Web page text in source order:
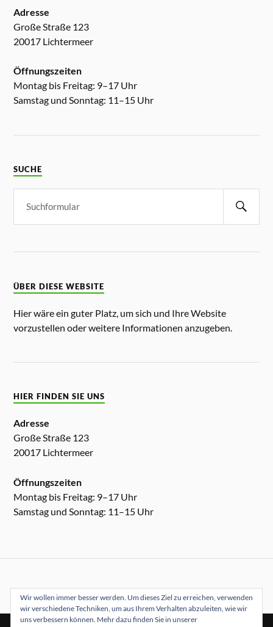
Adresse
Große Straße 123
20017 Lichtermeer
Öffnungszeiten
Montag bis Freitag: 9–17 Uhr
Samstag und Sonntag: 11–15 Uhr
SUCHE
ÜBER DIESE WEBSITE
Hier wäre ein guter Platz, um sich und Ihre Website
vorzustellen oder weitere Informationen anzugeben.
HIER FINDEN SIE UNS
Adresse
Große Straße 123
20017 Lichtermeer
Öffnungszeiten
Montag bis Freitag: 9–17 Uhr
Samstag und Sonntag: 11–15 Uhr
Wir wollen immer besser werden. Um dieses Ziel zu erreichen, verwenden
wir verschiedene Techniken, um aus Ihrem Verhalten abzuleiten, wie wir
uns verbessern können. Mehr dazu finden Sie in unserer